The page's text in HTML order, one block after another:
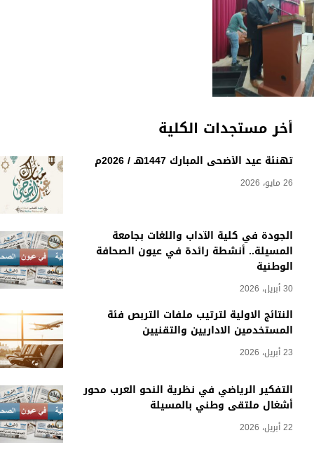
أخر مستجدات الكلية
تهنئة عيد الأضحى المبارك 1447هـ / 2026م
26 مايو، 2026
الجودة في كلية الآداب واللغات بجامعة
المسيلة.. أنشطة رائدة في عيون الصحافة
الوطنية
30 أبريل، 2026
النتائج الاولية لترتيب ملفات التربص فئة
المستخدمين الاداريين والتقنيين
23 أبريل، 2026
التفكير الرياضي في نظرية النحو العرب محور
أشغال ملتقى وطني بالمسيلة
22 أبريل، 2026